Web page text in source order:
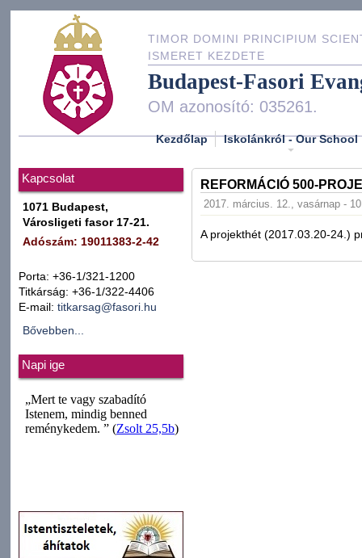
TIMOR DOMINI PRINCIPIUM
ISMERET KEZDETE
Budapest-Fasori
OM azonosító: 035261.
Kezdőlap Iskolánkról - Our School
Kapcsolat
1071 Budapest,
Városligeti fasor 17-21.
Adószám: 19011383-2-42
Porta: +36-1/321-1200
Titkárság: +36-1/322-4406
E-mail: titkarsag@fasori.hu
Bővebben...
Napi ige
REFORMÁCIÓ 500-
2017. március. 12., vasárnap -
A projekthét (2017.03.20-24.)